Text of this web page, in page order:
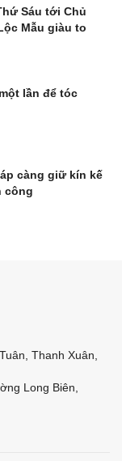
Sáu tới Chủ
Mẫu giàu to
lần để tóc
càng giữ kín kế
công
Thanh Xuân,
Long Biên,